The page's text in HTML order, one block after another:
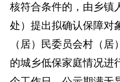
核符合条件的，由乡镇
处）提出拟确认保障对
（居）民委员会村（
的城乡低保家庭情况进